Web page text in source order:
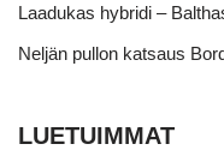
Laadukas hybridi –
Neljän pullon katsaus
LUETUIMMAT